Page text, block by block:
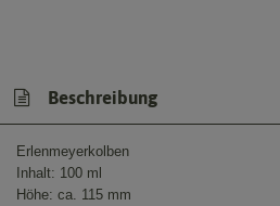
Beschreibung
Erlenmeyerkolben
Inhalt: 100 ml
Höhe: ca. 115 mm